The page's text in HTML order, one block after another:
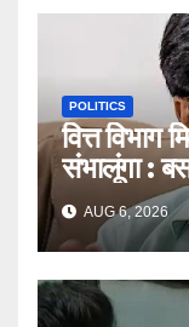
POLITICS
वित्त विभाग
संभालूंगा :
AUG 6, 2026